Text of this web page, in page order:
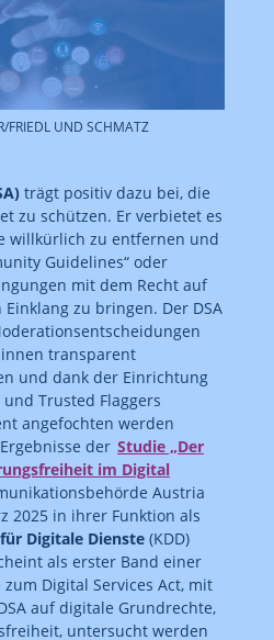
UND SCHMATZ
trägt positiv dazu bei, die
zu schützen. Er verbietet es
willkürlich zu entfernen und
Guidelines“ oder
mit dem Recht auf
zu bringen. Der DSA
transparent
und dank der Einrichtung
Trusted Flaggers
angefochten werden
der Studie „Der
im Digital
Austria
2025 in ihrer Funktion als
Digitale Dienste (KDD)
als erster Band einer
Digital Services Act, mit
auf digitale Grundrechte,
untersucht werden